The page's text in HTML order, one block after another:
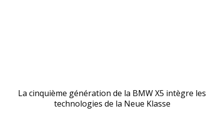
La cinquième génération de la BMW X5 intègre les
technologies de la Neue Klasse